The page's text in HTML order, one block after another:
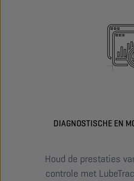
DIAGNOSTISCHE EN
Houd de prestaties
controle met